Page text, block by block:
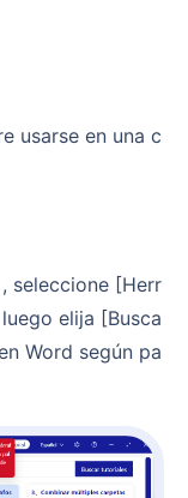
usarse en una c
elija [Busca
Word según pa